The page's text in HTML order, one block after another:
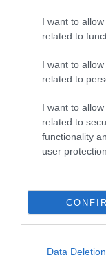
I want to
related to
I want to
related to
I want to
related to
functionality
user protection.
Data Deletion
04.08.2026